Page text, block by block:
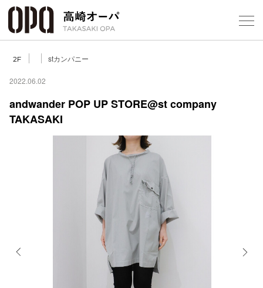
2F stカンパニー
2022.06.02
andwander POP UP STORE@st company
TAKASAKI
スタッ